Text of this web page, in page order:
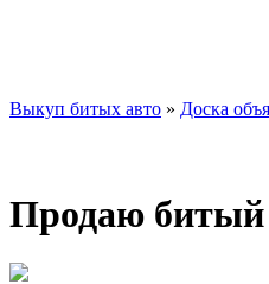
Выкуп битых авто » Доска
Продаю битый